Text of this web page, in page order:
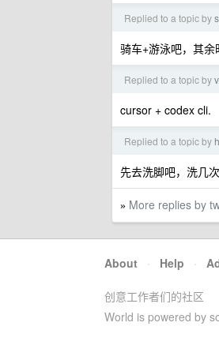
Replied to a topic by
骑车+游泳吧，其余
Replied to a topic by
cursor + codex cli.
Replied to a topic by
先去洗脚吧，洗几
» More replies by
About · Help ·
创意工作者们的社区
World is powered by